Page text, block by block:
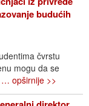
budućih
čvrstu
mogu da se
… opširnije >>